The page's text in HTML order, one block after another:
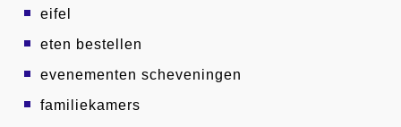
eifel
eten bestellen
evenementen scheveningen
familiekamers